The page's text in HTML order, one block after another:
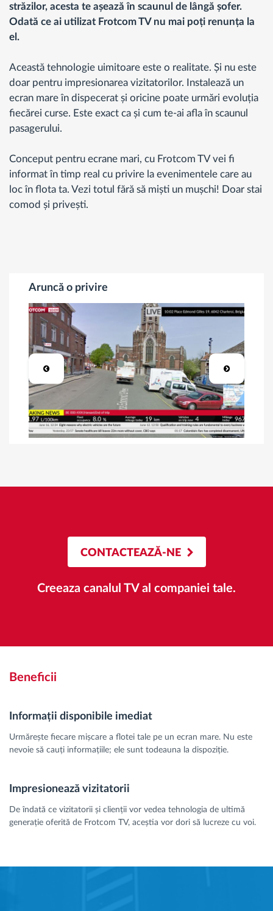
străzilor, acesta te așează în scaunul de lângă șofer.
Odată ce ai utilizat Frotcom TV nu mai poți renunța la
el.
Această tehnologie uimitoare este o realitate. Și nu este
doar pentru impresionarea vizitatorilor. Instalează un
ecran mare în dispecerat și oricine poate urmări evoluția
fiecărei curse. Este exact ca și cum te-ai afla în scaunul
pasagerului.
Conceput pentru ecrane mari, cu Frotcom TV vei fi
informat în timp real cu privire la evenimentele care au
loc în flota ta. Vezi totul fără să miști un mușchi! Doar stai
comod și privești.
Aruncă o privire
CONTACTEAZĂ-NE
Creeaza canalul TV al companiei tale.
Beneficii
Informații disponibile imediat
Urmărește fiecare mișcare a flotei tale pe un ecran mare. Nu este
nevoie să cauți informațiile; ele sunt todeauna la dispoziție.
Impresionează vizitatorii
De îndată ce vizitatorii și clienții vor vedea tehnologia de ultimă
generație oferită de Frotcom TV, aceștia vor dori să lucreze cu voi.